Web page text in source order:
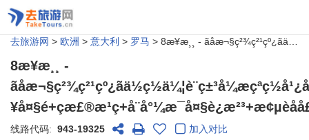
去旅游网 > 欧洲 > 意大利 > 罗马 > 8æ¥æ¸¸ - ãåæ¬§ç²¾ç²¹çº¿ãä½ç½ä¼¦è¨ç±³å¼æçªç½å¹¿åº+æ¯è¨æå¡+æ©çº³å¥çå®«+å°¼æ¯æ£æ­¥å¤§é+çæ£®æ¹ç+å¨å°¼æ¯å¤§è¿æ²³+æ¢µèåå£å½¼å¾å¤§æå ï¼ç½é©¬å¾è¿ï¼
8æ¥æ¸¸ -
线路代码: 943-19325 加入对比